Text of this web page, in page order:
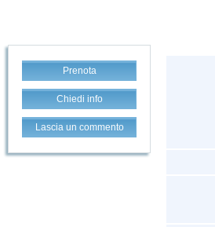
Prenota
Chiedi info
Lascia un commento